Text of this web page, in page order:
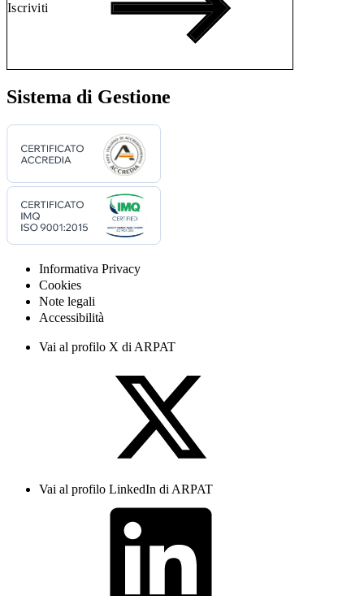
Iscriviti
Sistema di Gestione
Informativa Privacy
Cookies
Note legali
Accessibilità
Vai al profilo X di ARPAT
Vai al profilo LinkedIn di ARPAT